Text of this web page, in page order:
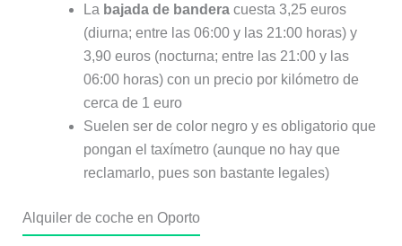
La bajada de banderacuesta 3,25 euros
(diurna; entre las 06:00 y las 21:00 horas) y
3,90 euros (nocturna; entre las 21:00 y las
06:00 horas) con un precio por kilómetro de
cerca de 1 euro
Suelen ser de color negro y es obligatorio que
pongan el taxímetro (aunque no hay que
reclamarlo, pues son bastante legales)
Alquiler de coche en Oporto